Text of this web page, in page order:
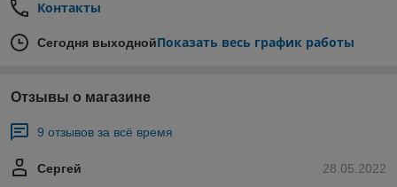
Контакты
Сегодня выходнойПоказать весь график работы
Отзывы о магазине
9 отзывов за всё время
28.05.2022
Сергей